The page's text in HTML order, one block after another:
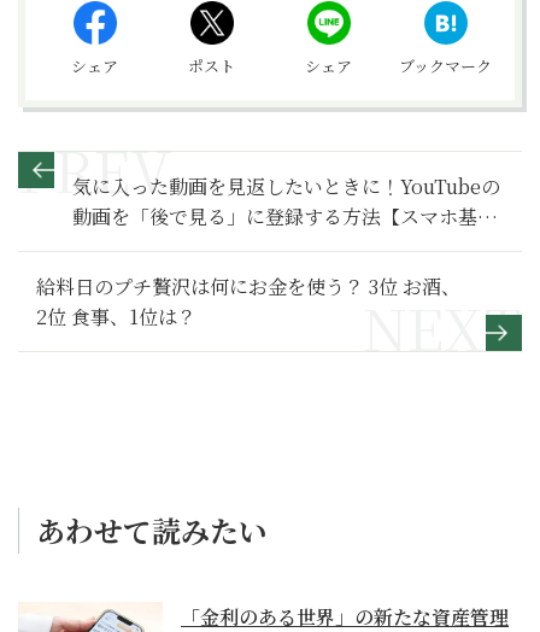
シェア ポスト シェア ブックマーク
気に入った動画を見返したいときに！YouTubeの
動画を「後で見る」に登録する方法【スマホ基本
のき 第70回】
給料日のプチ贅沢は何にお金を使う？ 3位 お酒、
2位 食事、1位は？
あわせて読みたい
「金利のある世界」の新たな資産管理